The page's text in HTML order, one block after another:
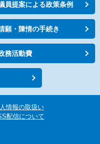
員提案による政策条例
願・陳情の手続き
務活動費
情報の取扱い
配信について